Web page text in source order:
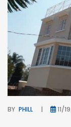
BY PHILL 11/